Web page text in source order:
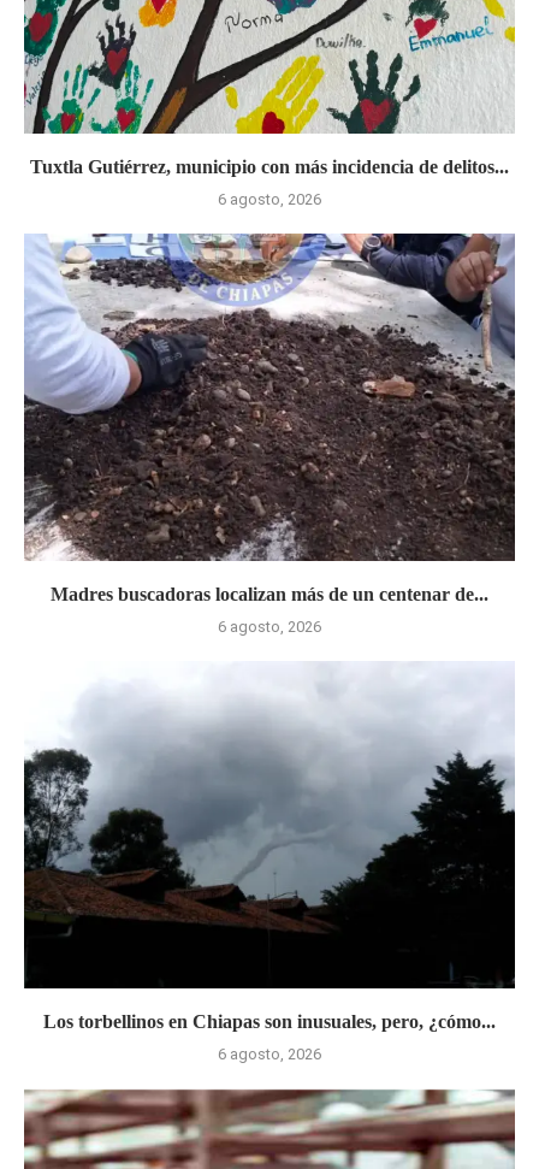
Tuxtla Gutiérrez, municipio con más incidencia de delitos...
6 agosto, 2026
Madres buscadoras localizan más de un centenar de...
6 agosto, 2026
Los torbellinos en Chiapas son inusuales, pero, ¿cómo...
6 agosto, 2026